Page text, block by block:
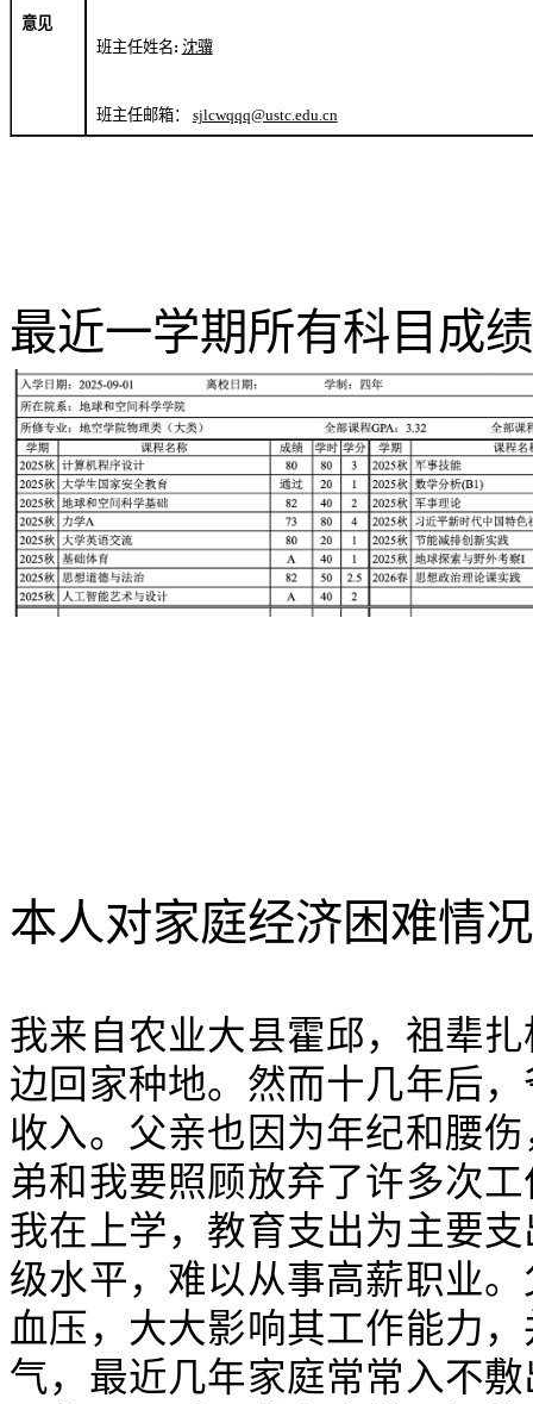
意见
班主任姓名: 沈骥
班主任邮箱： sjlcwqqq@ustc.edu.cn
最近一学期所有科目成绩
本人对家庭经济困难情
我来自农业大县霍邱，祖辈
边回家种地。然而十几年后
收入。父亲也因为年纪和腰
弟和我要照顾放弃了许多次
我在上学，教育支出为主要
级水平，难以从事高薪职业
血压，大大影响其工作能力
气，最近几年家庭常常入不